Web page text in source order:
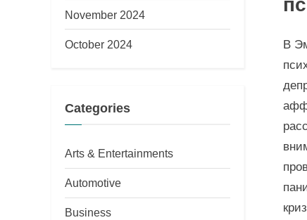
В
November 2024
October 2024
Categories
Arts & Entertainments
Automotive
Business